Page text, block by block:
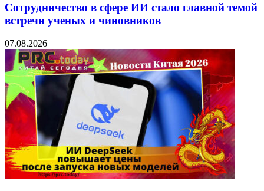
Сотрудничество в сфере ИИ стало главной темой
встречи ученых и чиновников
07.08.2026